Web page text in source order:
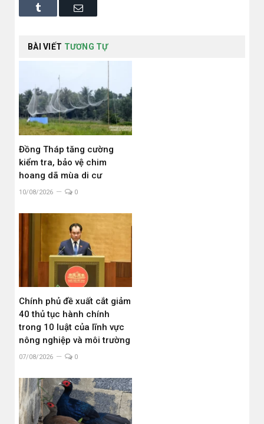
Tumblr Email
BÀI VIẾT TƯƠNG TỰ
Đồng Tháp tăng cường
kiểm tra, bảo vệ chim
hoang dã mùa di cư
10/08/2026 0
Chính phủ đề xuất cắt giảm
40 thủ tục hành chính
trong 10 luật của lĩnh vực
nông nghiệp và môi trường
07/08/2026 0